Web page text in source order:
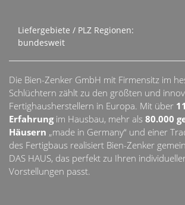
Liefergebiete / PLZ Regionen:
bundesweit
Die Bien-Zenker GmbH mit Firmensitz im
Schlüchtern zählt zu den größten und
Fertighausherstellern in Europa. Mit über
Erfahrungim Hausbau, mehr als 80.000
Häusern „made in Germany“ und einer
des Fertigbaus realisiert Bien-Zenker
DAS HAUS, das perfekt zu Ihren
Vorstellungen passt.